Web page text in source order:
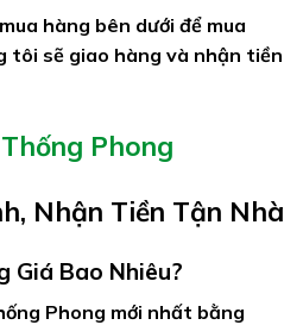
hàng bên dưới để mua
tôi sẽ giao hàng và nhận tiền
Phong
Nhận Tiền Tận Nhà
Giá Bao Nhiêu?
Phong mới nhất bằng